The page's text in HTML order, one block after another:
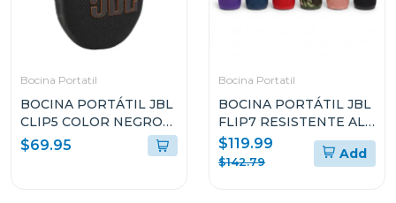
Bocina Portatil
BOCINA PORTÁTIL JBL
CLIP5 COLOR NEGRO
RESISTENTE AL AGUA Y
POLVO
$69.95
Bocina Portatil
BOCINA PORTÁTIL JBL
FLIP7 RESISTENTE AL
AGUA Y A LAS CAÍDAS
$119.99
$142.79
Add